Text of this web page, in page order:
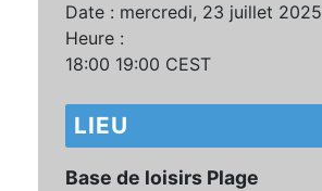
Date : mercredi, 23 juillet 2025
Heure :
18:00 19:00 CEST
LIEU
Base de loisirs Plage